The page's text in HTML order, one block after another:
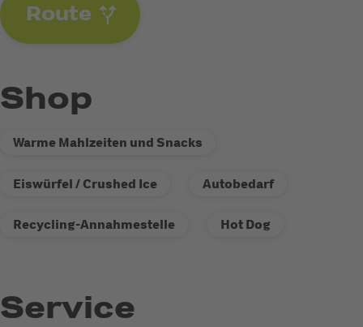
Route
Shop
Warme Mahlzeiten und Snacks
Eiswürfel / Crushed Ice Autobedarf
Recycling-Annahmestelle Hot Dog
Service